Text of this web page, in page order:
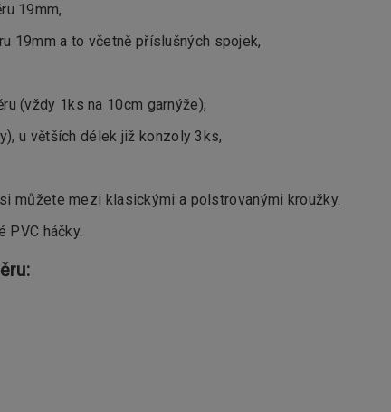
19mm,
19mm a to včetně příslušných spojek,
(vždy 1ks na 10cm garnýže),
u větších délek již konzoly 3ks,
můžete mezi klasickými a polstrovanými kroužky.
háčky.